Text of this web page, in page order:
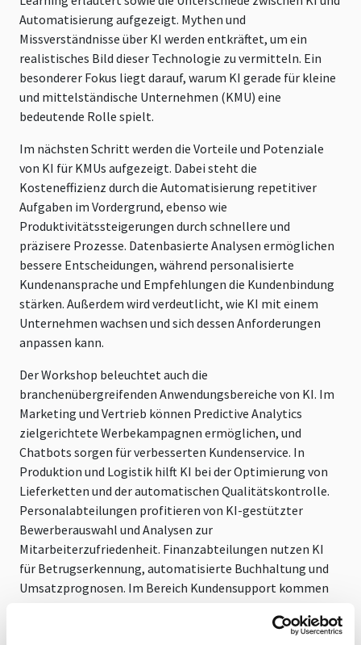
Automatisierung aufgezeigt. Mythen und
Missverständnisse über KI werden entkräftet, um ein
realistisches Bild dieser Technologie zu vermitteln. Ein
besonderer Fokus liegt darauf, warum KI gerade für kleine
und mittelständische Unternehmen (KMU) eine
bedeutende Rolle spielt.
Im nächsten Schritt werden die Vorteile und Potenziale
von KI für KMUs aufgezeigt. Dabei steht die
Kosteneffizienz durch die Automatisierung repetitiver
Aufgaben im Vordergrund, ebenso wie
Produktivitätssteigerungen durch schnellere und
präzisere Prozesse. Datenbasierte Analysen ermöglichen
bessere Entscheidungen, während personalisierte
Kundenansprache und Empfehlungen die Kundenbindung
stärken. Außerdem wird verdeutlicht, wie KI mit einem
Unternehmen wachsen und sich dessen Anforderungen
anpassen kann.
Der Workshop beleuchtet auch die
branchenübergreifenden Anwendungsbereiche von KI. Im
Marketing und Vertrieb können Predictive Analytics
zielgerichtete Werbekampagnen ermöglichen, und
Chatbots sorgen für verbesserten Kundenservice. In
Produktion und Logistik hilft KI bei der Optimierung von
Lieferketten und der automatischen Qualitätskontrolle.
Personalabteilungen profitieren von KI-gestützter
Bewerberauswahl und Analysen zur
Mitarbeiterzufriedenheit. Finanzabteilungen nutzen KI
für Betrugserkennung, automatisierte Buchhaltung und
Umsatzprognosen. Im Bereich Kundensupport kommen